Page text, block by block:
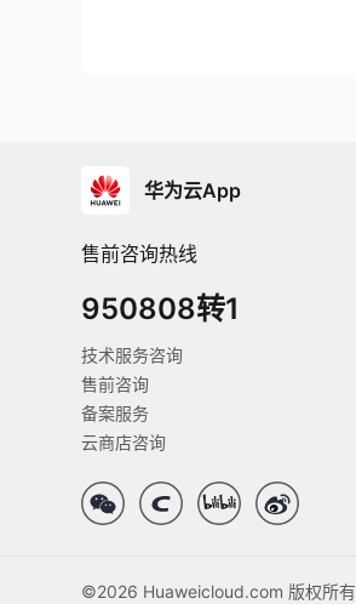
华为云App
售前咨询热线
950808转1
技术服务咨询
售前咨询
备案服务
云商店咨询
©2026 Huaweicloud.com 版权所有